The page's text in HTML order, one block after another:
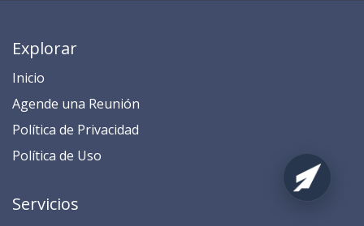
Explorar
Inicio
​​​​​​​​​​​​​​​​​​​​​​​​​​​​A​gend​e ​u​na​ Reunión​
​​​​​​P​o​l​ítica de Privacidad
​​​​​​​​​​​P​o​l​í​t​ic​a​ d​e ​U​so​
Servicios